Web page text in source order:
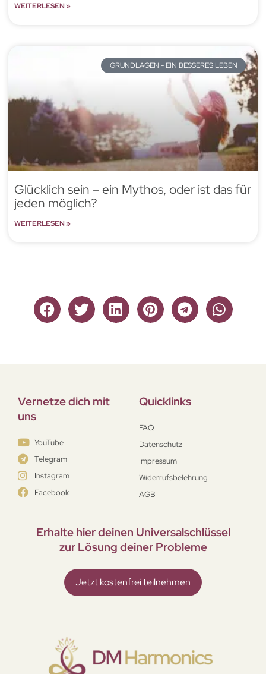
WEITERLESEN »
GRUNDLAGEN - EIN BESSERES LEBEN
Glücklich sein – ein Mythos, oder ist das für
jeden möglich?
WEITERLESEN »
Vernetze dich mit
uns
YouTube
Telegram
Instagram
Facebook
Quicklinks
FAQ
Datenschutz
Impressum
Widerrufsbelehrung
AGB
Erhalte hier deinen Universal­schlüssel
zur Lösung deiner Probleme
Jetzt kostenfrei teilnehmen